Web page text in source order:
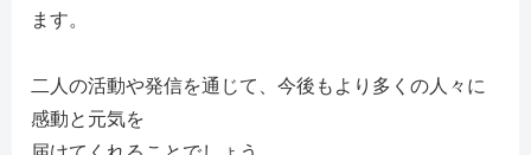
ます。
二人の活動や発信を通じて、今後もより多くの人々に
感動と元気を